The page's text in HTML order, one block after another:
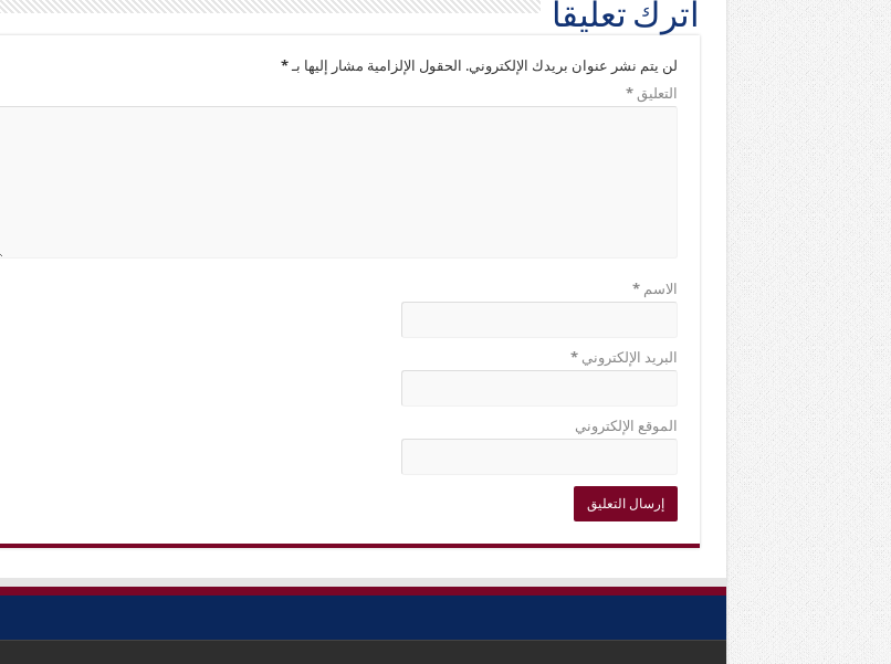
اترك تعليقاً
لن يتم نشر عنوان بريدك الإلكتروني. الحقول الإلزامية مشار إليها بـ*
التعليق*
الاسم*
البريد الإلكتروني*
الموقع الإلكتروني